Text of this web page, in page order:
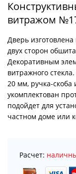
витражом
Дверь
двух сторон
Декоративным
витражного
20 мм, ручка-скоба
укомплектован
подойдет для
частном доме или
Расчет: